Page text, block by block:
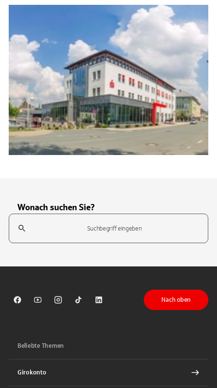
Wonach suchen Sie?
Suchfeld
Sparkasse auf Facebook
Sparkasse auf Youtube
Sparkasse auf Instagram
Sparkasse auf TikTok
Sparkasse auf LinkedIn
Nach oben
Beliebte Themen
Girokonto